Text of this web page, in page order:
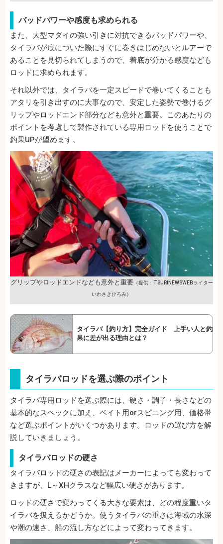
バッドパワーや感度も求められる
また、大型マダイの強い引きに対抗できるバッドパワーや、
タイラバが底についた際にすぐに巻きはじめないとルアーで
あることを見切られてしまうので、着底が分かる感度なども
ロッドに求められます。
それ以外では、タイラバを一定スピードで巻いてくることも
アタリを引き出すのに大事なので、安定した姿勢で巻けるグ
リップやロッドエンド部分なども意外と重要。このあたりの
ポイントを考慮して製作されている専用ロッドを使うことで
釣果UPが望めます。
グリップやロッドエンドなども意外と重要（提供：TSURINEWSWEBライター
いわさきひろみ）
タイラバ【釣り方】完全ガイド 上手い人と釣
果に差が出る理由とは？
タイラバロッドを選ぶ際のポイント
タイラバ専用ロッドを選ぶ際には、硬さ・調子・長さなどの
基本的なスペックに加え、ベイト用orスピニング用、価格帯
など選ぶポイントがいくつかあります。ロッドの選び方を解
説していきましょう。
タイラバロッドの硬さ
タイラバロッドの硬さの表記はメーカーによっても変わって
きますが、L～XHクラスなど幅広い硬さがあります。
ロッドの硬さで変わってくる大きな要素は、どの程度重いタ
イラバを扱えるかどうか。使うタイラバの重さは海域の水深
や潮の速さ、船の流し方などによって変わってきます。